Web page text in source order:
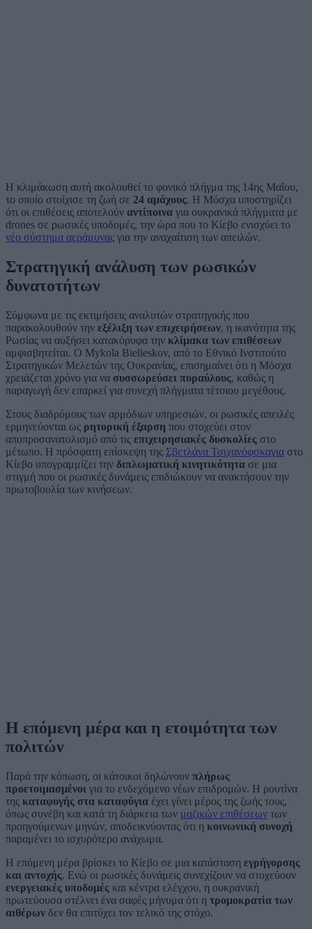
Η κλιμάκωση αυτή ακολουθεί το φονικό πλήγμα της 14ης Μαΐου,
το οποίο στοίχισε τη ζωή σε 24 αμάχους. Η Μόσχα υποστηρίζει
ότι οι επιθέσεις αποτελούν αντίποινα για ουκρανικά πλήγματα με
drones σε ρωσικές υποδομές, την ώρα που το Κίεβο ενισχύει το
νέο σύστημα αεράμυνας για την αναχαίτιση των απειλών.
Στρατηγική ανάλυση των ρωσικών
δυνατοτήτων
Σύμφωνα με τις εκτιμήσεις αναλυτών στρατηγικής που
παρακολουθούν την εξέλιξη των επιχειρήσεων, η ικανότητα της
Ρωσίας να αυξήσει κατακόρυφα την κλίμακα των επιθέσεων
αμφισβητείται. Ο Mykola Bielieskov, από το Εθνικό Ινστιτούτο
Στρατηγικών Μελετών της Ουκρανίας, επισημαίνει ότι η Μόσχα
χρειάζεται χρόνο για να συσσωρεύσει πυραύλους, καθώς η
παραγωγή δεν επαρκεί για συνεχή πλήγματα τέτοιου μεγέθους.
Στους διαδρόμους των αρμόδιων υπηρεσιών, οι ρωσικές απειλές
ερμηνεύονται ως ρητορική έξαρση που στοχεύει στον
αποπροσανατολισμό από τις επιχειρησιακές δυσκολίες στο
μέτωπο. Η πρόσφατη επίσκεψη της Σβετλάνα Τσιχανόφσκαγια στο
Κίεβο υπογραμμίζει την διπλωματική κινητικότητα σε μια
στιγμή που οι ρωσικές δυνάμεις επιδιώκουν να ανακτήσουν την
πρωτοβουλία των κινήσεων.
Η επόμενη μέρα και η ετοιμότητα των
πολιτών
Παρά την κόπωση, οι κάτοικοι δηλώνουν πλήρως
προετοιμασμένοι για το ενδεχόμενο νέων επιδρομών. Η ρουτίνα
της καταφυγής στα καταφύγια έχει γίνει μέρος της ζωής τους,
όπως συνέβη και κατά τη διάρκεια των μαζικών επιθέσεων των
προηγούμενων μηνών, αποδεικνύοντας ότι η κοινωνική συνοχή
παραμένει το ισχυρότερο ανάχωμα.
Η επόμενη μέρα βρίσκει το Κίεβο σε μια κατάσταση εγρήγορσης
και αντοχής. Ενώ οι ρωσικές δυνάμεις συνεχίζουν να στοχεύουν
ενεργειακές υποδομές και κέντρα ελέγχου, η ουκρανική
πρωτεύουσα στέλνει ένα σαφές μήνυμα ότι η τρομοκρατία των
αιθέρων δεν θα επιτύχει τον τελικό της στόχο.